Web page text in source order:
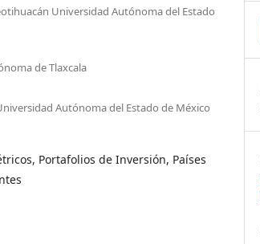
Universidad Autónoma del Estado
de Tlaxcala
Autónoma del Estado de México
Portafolios de Inversión, Países